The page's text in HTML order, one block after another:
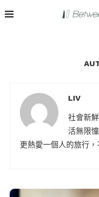
LIV
社會新
活無限
更熱愛一個人的旅行